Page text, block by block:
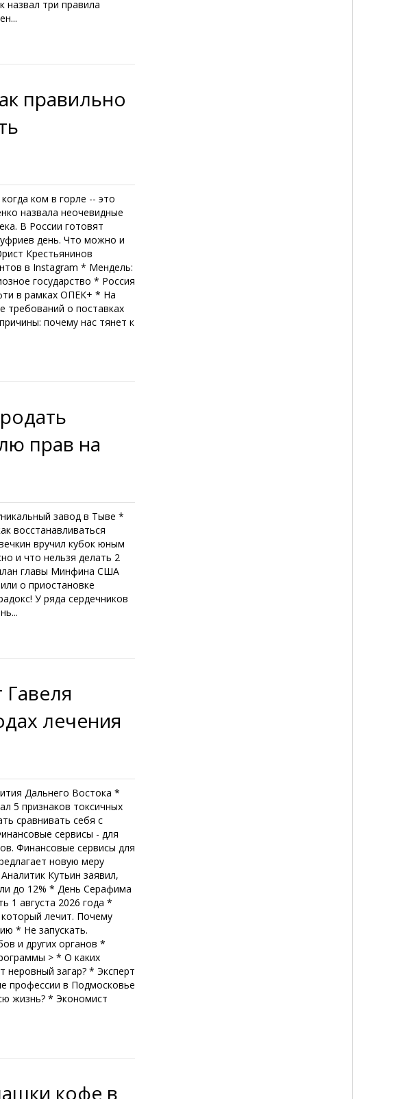
назвал три правила
правильно
ком в горле -- это
назвала неочевидные
В России готовят
день. Что можно и
Крестьянинов
в Instagram * Мендель:
государство * Россия
в рамках ОПЕК+ * На
требований о поставках
почему нас тянет к
прав на
завод в Тыве *
восстанавливаться
вручил кубок юным
и что нельзя делать 2
главы Минфина США
о приостановке
У ряда сердечников
Гавеля
лечения
Дальнего Востока *
5 признаков токсичных
сравнивать себя с
сервисы - для
Финансовые сервисы для
новую меру
Кутьин заявил,
до 12% * День Серафима
1 августа 2026 года *
лечит. Почему
* Не запускать.
и других органов *
> * О каких
неровный загар? * Эксперт
профессии в Подмосковье
жизнь? * Экономист
кофе в